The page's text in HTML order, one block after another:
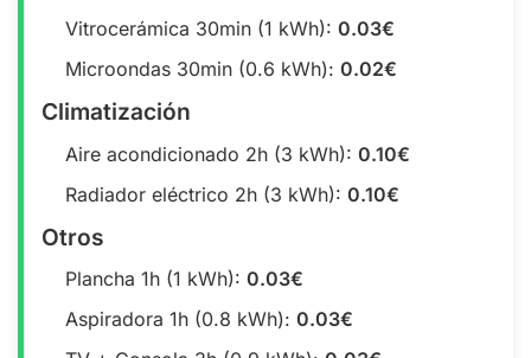
Vitrocerámica 30min (1 kWh): 0.03€
Microondas 30min (0.6 kWh): 0.02€
Climatización
Aire acondicionado 2h (3 kWh): 0.10€
Radiador eléctrico 2h (3 kWh): 0.10€
Otros
Plancha 1h (1 kWh): 0.03€
Aspiradora 1h (0.8 kWh): 0.03€